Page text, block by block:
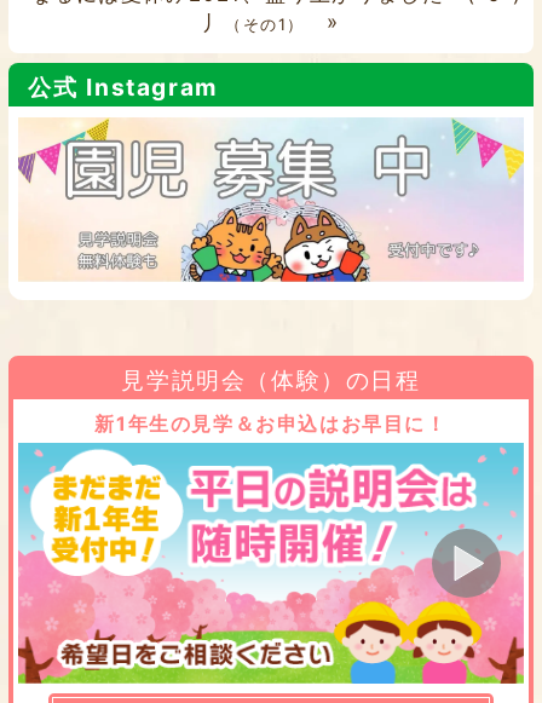
丿
（その1） »
公式 Instagram
見学説明会（体験）の日程
新1年生の見学＆お申込はお早目に！